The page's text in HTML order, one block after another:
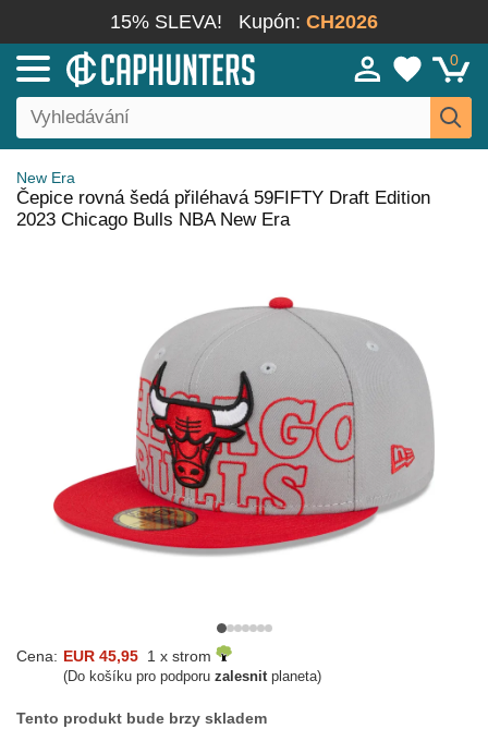
15% SLEVA! Kupón: CH2026
0
New Era
Čepice rovná šedá přiléhavá 59FIFTY Draft Edition
2023 Chicago Bulls NBA New Era
Cena: EUR 45,95 1 x strom
(Do košíku pro podporu zalesnitplaneta)
Tento produkt bude brzy skladem